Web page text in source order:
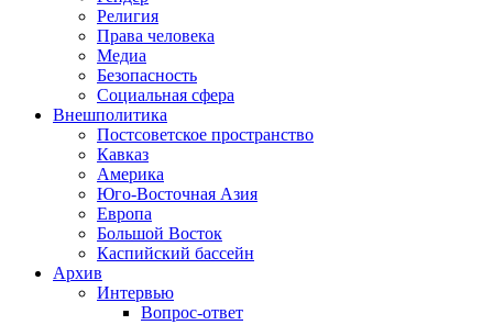
Религия
Права человека
Медиа
Безопасность
Социальная сфера
Внешполитика
Постсоветское пространство
Кавказ
Америка
Юго-Восточная Азия
Европа
Большой Восток
Каспийский бассейн
Архив
Интервью
Вопрос-ответ